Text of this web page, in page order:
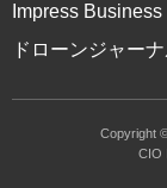
Impress
ドローンジャー
Copyright
CIO